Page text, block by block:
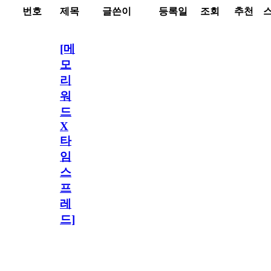
번호 제목 글쓴이 등록일 조회 추천
[메
모
리
워
드
X
타
임
스
프
레
드]